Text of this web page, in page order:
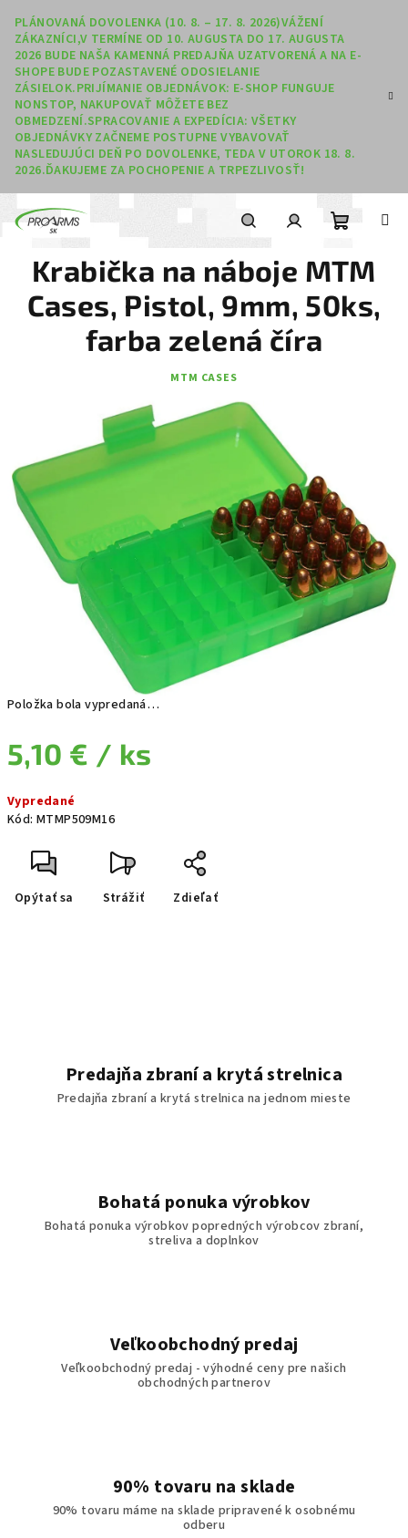
PLÁNOVANÁ DOVOLENKA (10. 8. – 17. 8. 2026)VÁŽENÍ
ZÁKAZNÍCI,V TERMÍNE OD 10. AUGUSTA DO 17. AUGUSTA
2026 BUDE NAŠA KAMENNÁ PREDAJŇA UZATVORENÁ A NA E-
SHOPE BUDE POZASTAVENÉ ODOSIELANIE
ZÁSIELOK.PRIJÍMANIE OBJEDNÁVOK: E-SHOP FUNGUJE
NONSTOP, NAKUPOVAŤ MÔŽETE BEZ
OBMEDZENÍ.SPRACOVANIE A EXPEDÍCIA: VŠETKY
OBJEDNÁVKY ZAČNEME POSTUPNE VYBAVOVAŤ
NASLEDUJÚCI DEŇ PO DOVOLENKE, TEDA V UTOROK 18. 8.
2026.ĎAKUJEME ZA POCHOPENIE A TRPEZLIVOSŤ!
Hľadať
Položka bola vypredaná…
5,10 € / ks
Vypredané
Kód: MTMP509M16
Opýtať sa Strážiť Zdieľať
Krabička na náboje MTM
Cases, Pistol, 9mm, 50ks,
farba zelená číra
MTM CASES
Predajňa zbraní a krytá strelnica
Predajňa zbraní a krytá strelnica na jednom mieste
Bohatá ponuka výrobkov
Bohatá ponuka výrobkov popredných výrobcov zbraní,
streliva a doplnkov
Veľkoobchodný predaj
Veľkoobchodný predaj - výhodné ceny pre našich
obchodných partnerov
90% tovaru na sklade
90% tovaru máme na sklade pripravené k osobnému
odberu